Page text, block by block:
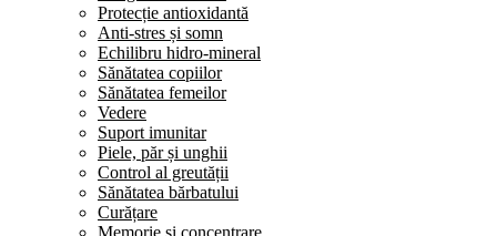
Protecție antioxidantă
Anti-stres și somn
Echilibru hidro-mineral
Sănătatea copiilor
Sănătatea femeilor
Vedere
Suport imunitar
Piele, păr și unghii
Control al greutății
Sănătatea bărbatului
Curățare
Memorie și concentrare